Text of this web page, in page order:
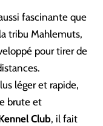
fascinante que
tribu Mahlemuts,
pour tirer de
léger et rapide,
brute et
Club, il fait